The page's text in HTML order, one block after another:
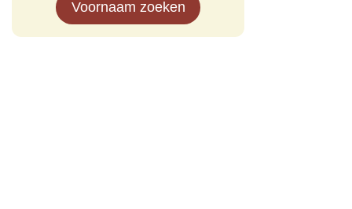
Voornaam zoeken